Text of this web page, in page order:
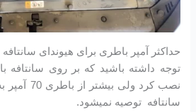
حداکثر آمپر باطری برای هیوندای سانتافه
نصب کرد
سانتافه توصیه نمیشود.